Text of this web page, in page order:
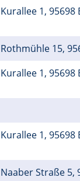
Kurallee 1,
Rothmühle 15,
Kurallee 1,
Kurallee 1,
Naaber Straße 5,